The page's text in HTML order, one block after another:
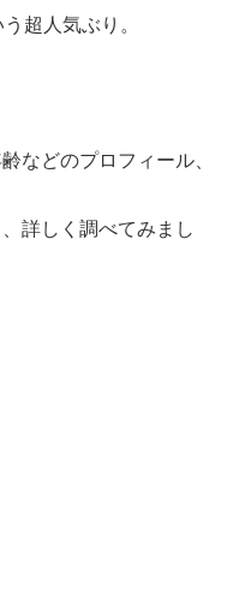
う超人気ぶり。
などのプロフィール、
詳しく調べてみまし